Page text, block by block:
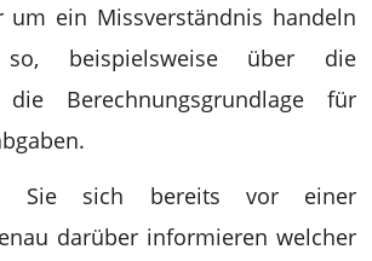
um ein Missverständnis handeln
beispielsweise über die
die Berechnungsgrundlage für
Sie sich bereits vor einer
darüber informieren welcher